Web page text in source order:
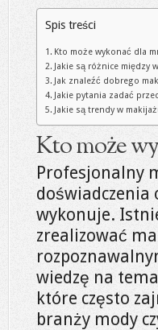
Spis treści
Kto może wykonać dla
Jakie są różnice między
Jak znaleźć dobrego
Jakie pytania zadać
Jakie są trendy w
Kto może
Profesjonalny
doświadczenia
wykonuje.
zrealizować
wiedzę na
które często
branży mody